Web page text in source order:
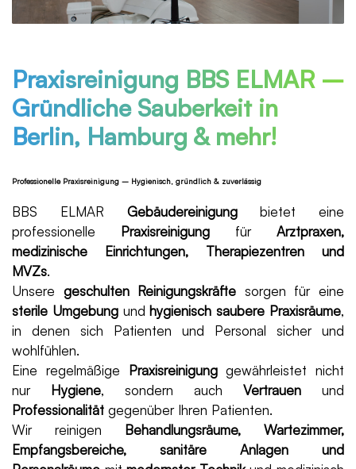
Praxisreinigung BBS ELMAR –
Gründliche Sauberkeit in
Berlin, Hamburg & mehr!
Professionelle Praxisreinigung – Hygienisch, gründlich & zuverlässig
BBS ELMAR Gebäudereinigungbietet eine
professionelle Praxisreinigung für Arztpraxen,
medizinische Einrichtungen, Therapiezentren und
MVZs.
Unsere geschulten Reinigungskräfte sorgen für eine
sterile Umgebungund hygienisch saubere Praxisräume,
in denen sich Patienten und Personal sicher und
wohlfühlen.
Eine regelmäßige
Praxisreinigunggewährleistet nicht
nur Hygiene, sondern auch Vertrauen und
Professionalität gegenüber Ihren Patienten.
Wir reinigen Behandlungsräume, Wartezimmer,
Empfangsbereiche, sanitäre Anlagen und